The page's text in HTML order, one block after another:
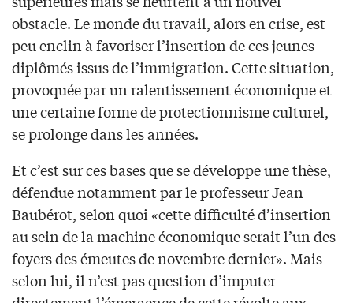
obstacle. Le monde du travail, alors en crise, est
peu enclin à favoriser l’insertion de ces jeunes
diplômés issus de l’immigration. Cette situation,
provoquée par un ralentissement économique et
une certaine forme de protectionnisme culturel,
se prolonge dans les années.
Et c’est sur ces bases que se développe une thèse,
défendue notamment par le professeur Jean
Baubérot, selon quoi «cette difficulté d’insertion
au sein de la machine économique serait l’un des
foyers des émeutes de novembre dernier». Mais
selon lui, il n’est pas question d’imputer